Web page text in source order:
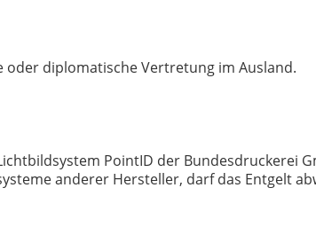
diplomatische Vertretung im Ausland.
PointID der Bundesdruckerei
anderer Hersteller, darf das Entgelt